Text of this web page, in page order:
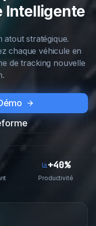
Intelligente
stratégique.
chaque véhicule en
de tracking nouvelle
+40%
Productivité